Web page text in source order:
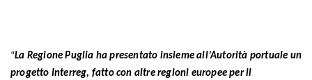
“La Regione Puglia ha presentato insieme all’Autorità portuale un
progetto Interreg, fatto con altre regioni europee per il